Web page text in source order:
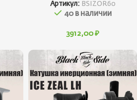
Артикул: BSIZOR60
40 в наличии
3912,00 ₽